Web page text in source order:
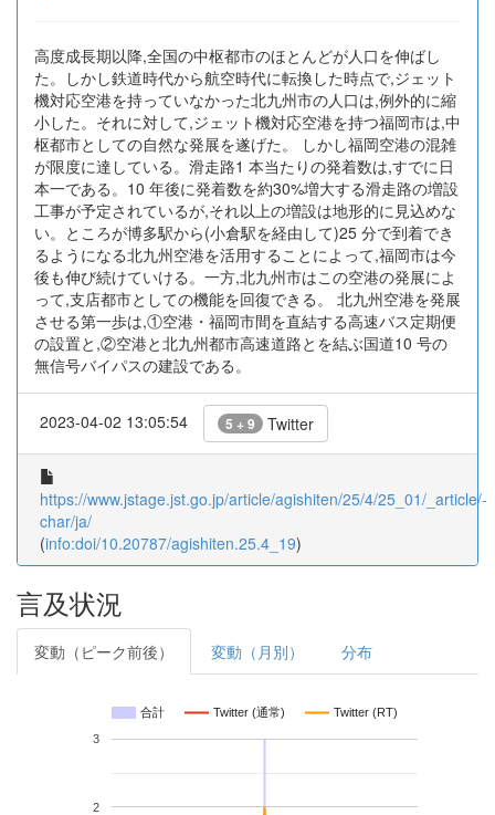
高度成長期以降,全国の中枢都市のほとんどが人口を伸ばし
た。しかし鉄道時代から航空時代に転換した時点で,ジェット
機対応空港を持っていなかった北九州市の人口は,例外的に縮
小した。それに対して,ジェット機対応空港を持つ福岡市は,中
枢都市としての自然な発展を遂げた。 しかし福岡空港の混雑
が限度に達している。滑走路1 本当たりの発着数は,すでに日
本一である。10 年後に発着数を約30%増大する滑走路の増設
工事が予定されているが,それ以上の増設は地形的に見込めな
い。ところが博多駅から(小倉駅を経由して)25 分で到着でき
るようになる北九州空港を活用することによって,福岡市は今
後も伸び続けていける。一方,北九州市はこの空港の発展によ
って,支店都市としての機能を回復できる。 北九州空港を発展
させる第一歩は,①空港・福岡市間を直結する高速バス定期便
の設置と,②空港と北九州都市高速道路とを結ぶ国道10 号の
無信号バイパスの建設である。
2023-04-02 13:05:54 5 + 9 Twitter
https://www.jstage.jst.go.jp/article/agishiten/25/4/25_01/_article/-
char/ja/
(info:doi/10.20787/agishiten.25.4_19)
言及状況
変動（ピーク前後） 変動（月別） 分布
合計 Twitter (通常) Twitter (RT)
2
3